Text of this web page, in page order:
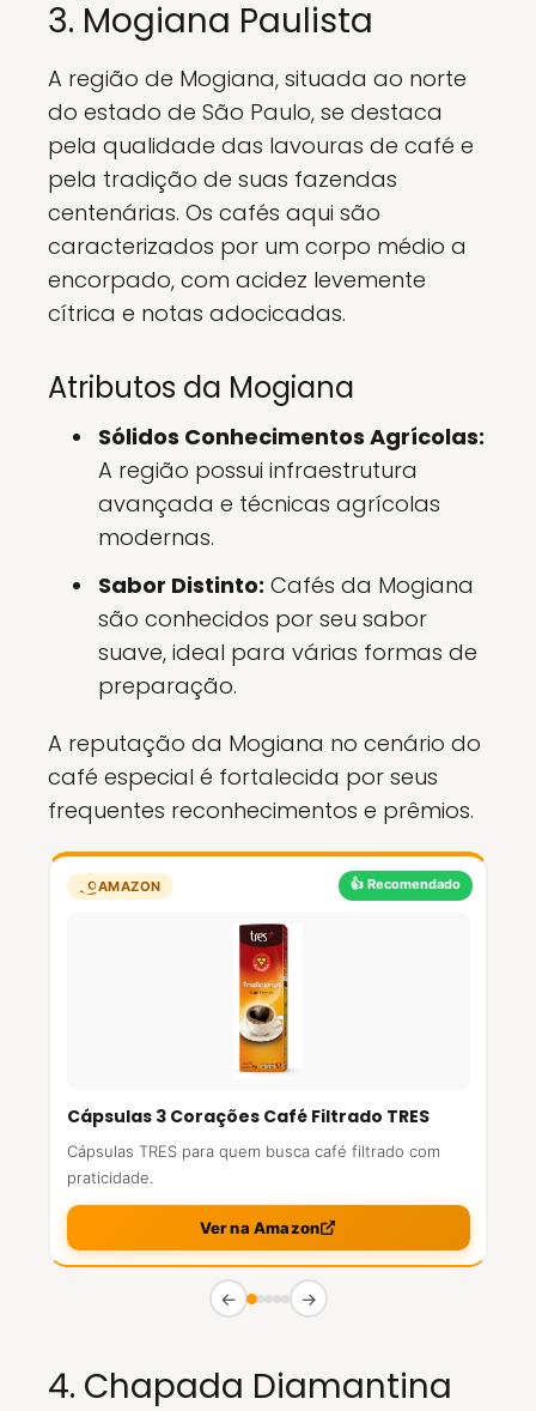
3. Mogiana Paulista
A região de Mogiana, situada ao norte
do estado de São Paulo, se destaca
pela qualidade das lavouras de café e
pela tradição de suas fazendas
centenárias. Os cafés aqui são
caracterizados por um corpo médio a
encorpado, com acidez levemente
cítrica e notas adocicadas.
Atributos da Mogiana
Sólidos Conhecimentos Agrícolas:
A região possui infraestrutura
avançada e técnicas agrícolas
modernas.
Sabor Distinto: Cafés da Mogiana
são conhecidos por seu sabor
suave, ideal para várias formas de
preparação.
A reputação da Mogiana no cenário do
café especial é fortalecida por seus
frequentes reconhecimentos e prêmios.
👍 Recomendado
AMAZON
Cápsulas 3 Corações Café Filtrado TRES
Cápsulas TRES para quem busca café filtrado com
praticidade.
Ver na Amazon
← →
4. Chapada Diamantina